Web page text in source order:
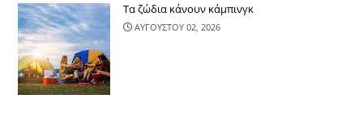
Τα ζώδια κάνουν κάμπινγκ
ΑΥΓΟΥΣΤΟΥ 02, 2026